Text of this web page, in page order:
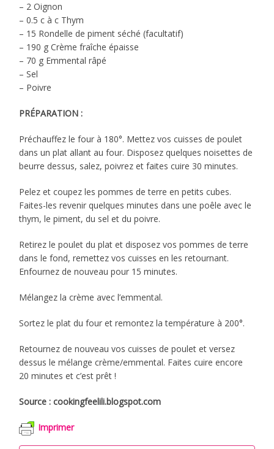
– 2 Oignon
– 0.5 c à c Thym
– 15 Rondelle de piment séché (facultatif)
– 190 g Crème fraîche épaisse
– 70 g Emmental râpé
– Sel
– Poivre
PRÉPARATION :
Préchauffez le four à 180°. Mettez vos cuisses de poulet
dans un plat allant au four. Disposez quelques noisettes de
beurre dessus, salez, poivrez et faites cuire 30 minutes.
Pelez et coupez les pommes de terre en petits cubes.
Faites-les revenir quelques minutes dans une poêle avec le
thym, le piment, du sel et du poivre.
Retirez le poulet du plat et disposez vos pommes de terre
dans le fond, remettez vos cuisses en les retournant.
Enfournez de nouveau pour 15 minutes.
Mélangez la crème avec l’emmental.
Sortez le plat du four et remontez la température à 200°.
Retournez de nouveau vos cuisses de poulet et versez
dessus le mélange crème/emmental. Faites cuire encore
20 minutes et c’est prêt !
Source : cookingfeelili.blogspot.com
Imprimer